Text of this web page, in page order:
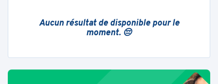
Aucun résultat de disponible pour le
moment. 😔